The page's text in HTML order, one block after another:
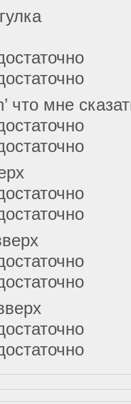
что мне